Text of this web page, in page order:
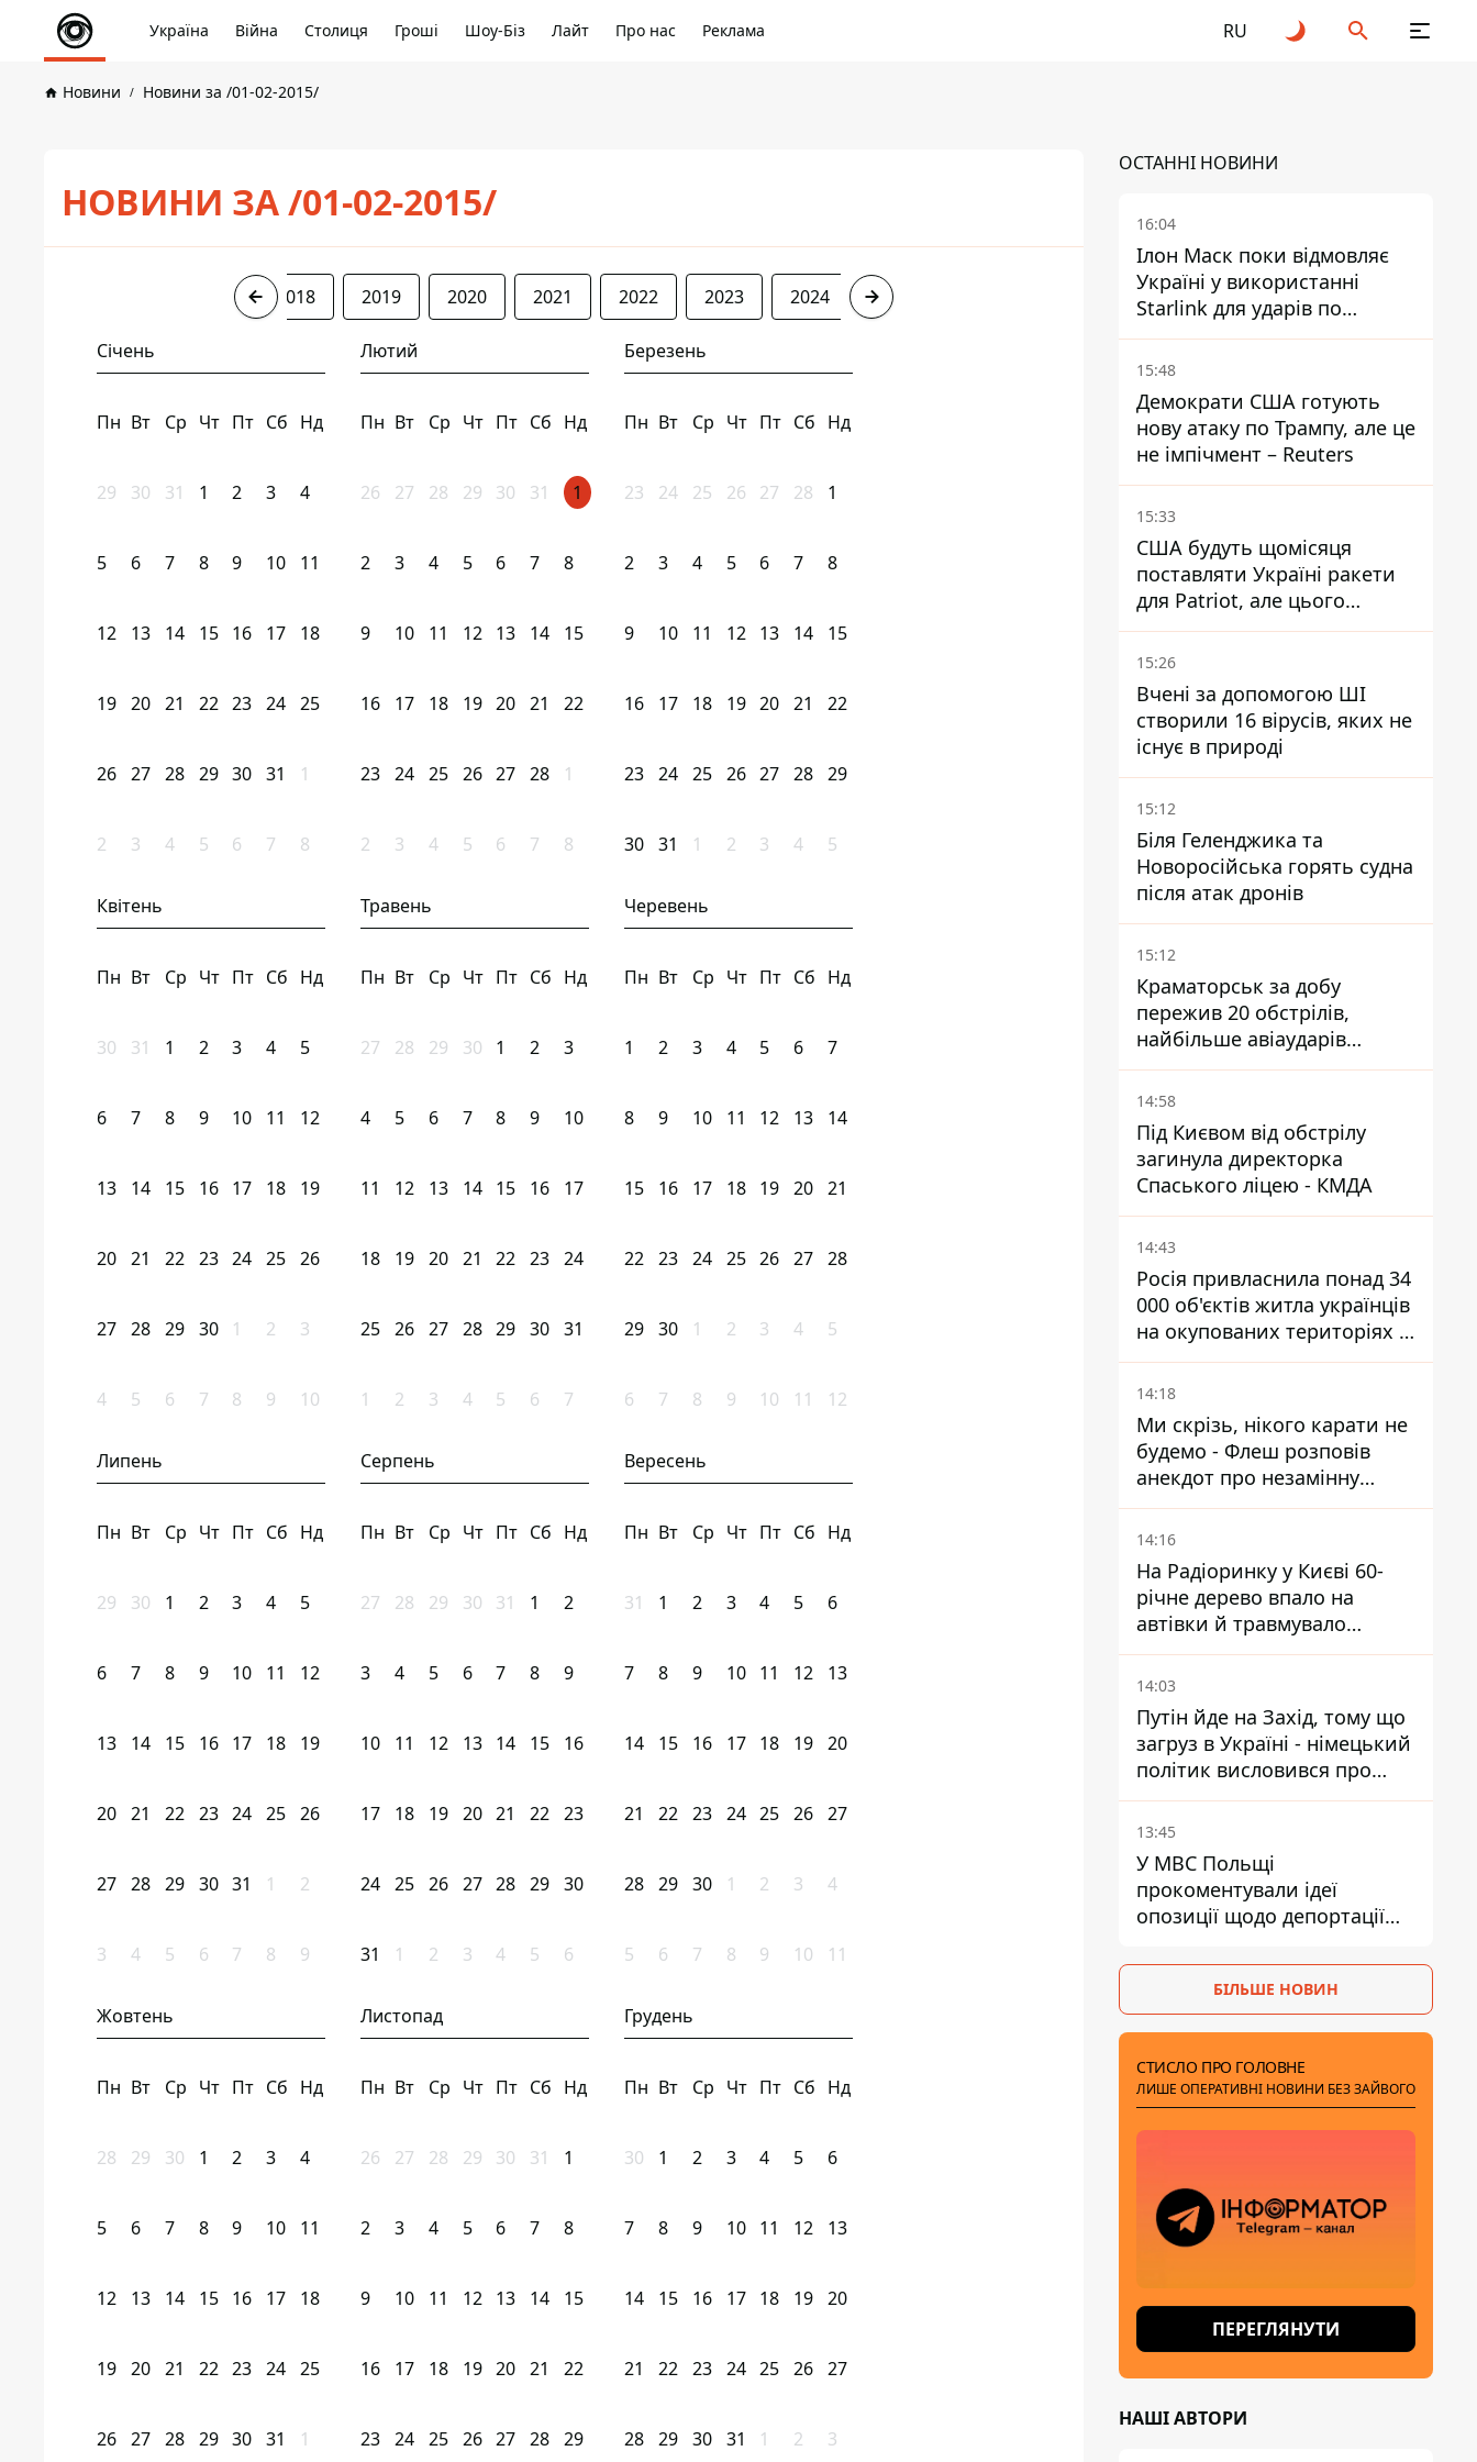
Україна Війна Столиця Гроші Шоу-Біз Лайт Про нас Реклама RU
Новини Новини за /01-02-2015/
НОВИНИ ЗА /01-02-2015/
2018 2019 2020 2021 2022 2023 2024 2025
Січень
Пн Вт Ср Чт Пт Сб Нд
29 30 31 1 2 3 4
5 6 7 8 9 10 11
12 13 14 15 16 17 18
19 20 21 22 23 24 25
26 27 28 29 30 31 1
2 3 4 5 6 7 8
Лютий
Пн Вт Ср Чт Пт Сб Нд
26 27 28 29 30 31 1
2 3 4 5 6 7 8
9 10 11 12 13 14 15
16 17 18 19 20 21 22
23 24 25 26 27 28 1
2 3 4 5 6 7 8
Березень
Пн Вт Ср Чт Пт Сб Нд
23 24 25 26 27 28 1
2 3 4 5 6 7 8
9 10 11 12 13 14 15
16 17 18 19 20 21 22
23 24 25 26 27 28 29
30 31 1 2 3 4 5
Квітень
Пн Вт Ср Чт Пт Сб Нд
30 31 1 2 3 4 5
6 7 8 9 10 11 12
13 14 15 16 17 18 19
20 21 22 23 24 25 26
27 28 29 30 1 2 3
4 5 6 7 8 9 10
Травень
Пн Вт Ср Чт Пт Сб Нд
27 28 29 30 1 2 3
4 5 6 7 8 9 10
11 12 13 14 15 16 17
18 19 20 21 22 23 24
25 26 27 28 29 30 31
1 2 3 4 5 6 7
Черевень
Пн Вт Ср Чт Пт Сб Нд
1 2 3 4 5 6 7
8 9 10 11 12 13 14
15 16 17 18 19 20 21
22 23 24 25 26 27 28
29 30 1 2 3 4 5
6 7 8 9 10 11 12
Липень
Пн Вт Ср Чт Пт Сб Нд
29 30 1 2 3 4 5
6 7 8 9 10 11 12
13 14 15 16 17 18 19
20 21 22 23 24 25 26
27 28 29 30 31 1 2
3 4 5 6 7 8 9
Серпень
Пн Вт Ср Чт Пт Сб Нд
27 28 29 30 31 1 2
3 4 5 6 7 8 9
10 11 12 13 14 15 16
17 18 19 20 21 22 23
24 25 26 27 28 29 30
31 1 2 3 4 5 6
Вересень
Пн Вт Ср Чт Пт Сб Нд
31 1 2 3 4 5 6
7 8 9 10 11 12 13
14 15 16 17 18 19 20
21 22 23 24 25 26 27
28 29 30 1 2 3 4
5 6 7 8 9 10 11
Жовтень
Пн Вт Ср Чт Пт Сб Нд
28 29 30 1 2 3 4
5 6 7 8 9 10 11
12 13 14 15 16 17 18
19 20 21 22 23 24 25
26 27 28 29 30 31 1
Листопад
Пн Вт Ср Чт Пт Сб Нд
26 27 28 29 30 31 1
2 3 4 5 6 7 8
9 10 11 12 13 14 15
16 17 18 19 20 21 22
23 24 25 26 27 28 29
Грудень
Пн Вт Ср Чт Пт Сб Нд
30 1 2 3 4 5 6
7 8 9 10 11 12 13
14 15 16 17 18 19 20
21 22 23 24 25 26 27
28 29 30 31 1 2 3
ОСТАННІ НОВИНИ
16:04
Ілон Маск поки відмовляє
Україні у використанні
Starlink для ударів по
території Росії – ЗМІ
15:48
Демократи США готують
нову атаку по Трампу, але це
не імпічмент – Reuters
15:33
США будуть щомісяця
поставляти Україні ракети
для Patriot, але цього
недостатньо - Зеленський
15:26
Вчені за допомогою ШІ
створили 16 вірусів, яких не
існує в природі
15:12
Біля Геленджика та
Новоросійська горять судна
після атак дронів
15:12
Краматорськ за добу
пережив 20 обстрілів,
найбільше авіаударів
КАБ-250
14:58
Під Києвом від обстрілу
загинула директорка
Спаського ліцею - КМДА
14:43
Росія привласнила понад 34
000 об'єктів житла українців
на окупованих територіях -
розслідування BBC
14:18
Ми скрізь, нікого карати не
будемо - Флеш розповів
анекдот про незамінну
роботу зв’язківців на фронті
14:16
На Радіоринку у Києві 60-
річне дерево впало на
автівки й травмувало
людину - подробиці
14:03
Путін йде на Захід, тому що
загруз в Україні - німецький
політик висловився про
плани РФ
13:45
У МВС Польщі
прокоментували ідеї
опозиції щодо депортації
абсурд і популізм
БІЛЬШЕ НОВИН
СТИСЛО ПРО ГОЛОВНЕ
ЛИШЕ ОПЕРАТИВНІ НОВИНИ БЕЗ ЗАЙВОГО
ПЕРЕГЛЯНУТИ
НАШІ АВТОРИ